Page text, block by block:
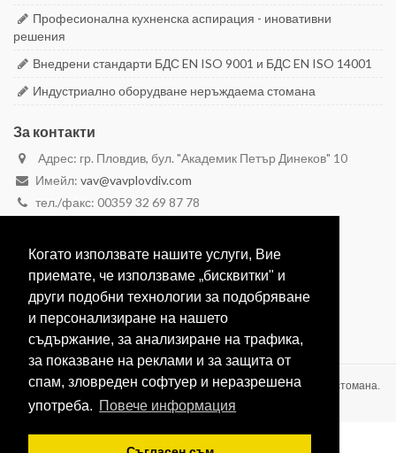
Когато използвате нашите услуги, Вие
приемате, че използваме „бисквитки" и
други подобни технологии за подобряване
и персонализиране на нашето
съдържание, за анализиране на трафика,
за показване на реклами и за защита от
спам, зловреден софтуер и неразрешена
употреба. Повече информация
Професионална кухненска аспирация - иновативни
решения
Внедрени стандарти БДС EN ISO 9001 и БДС EN ISO 14001
Индустриално оборудване неръждаема стомана
За контакти
Адрес: гр. Пловдив, бул. "Академик Петър Динеков" 10
Имейл: vav@vavplovdiv.com
тел./факс: 00359 32 69 87 78
моб. 00359 888 26 26 23
ВАВ-1991 ЕООД Производство на оборудване от неръждаема стомана.
2020 © Всички права запазени.